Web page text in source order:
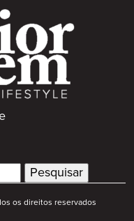
os direitos reservados